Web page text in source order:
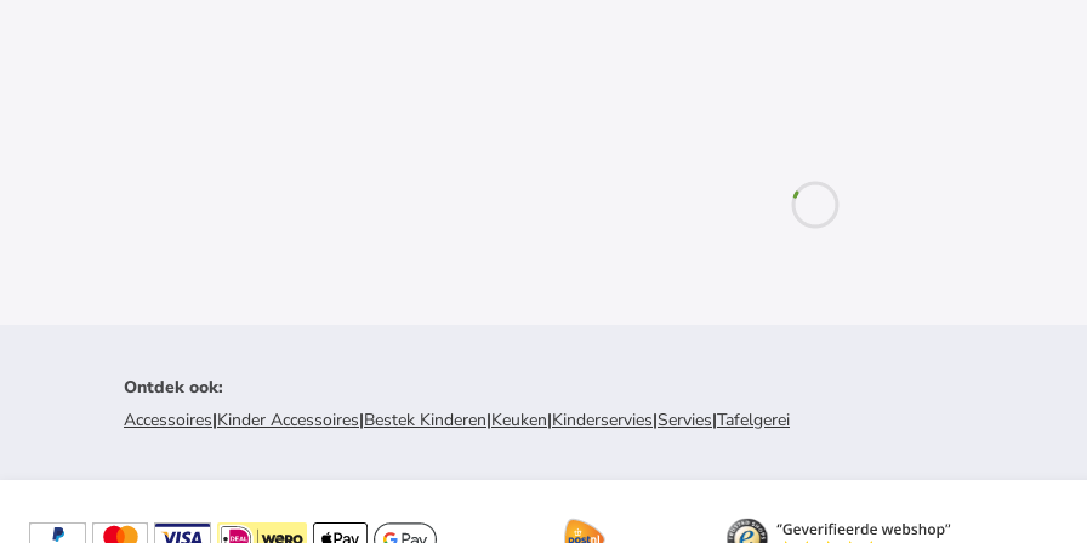
Ontdek ook:
Accessoires|Kinder Accessoires|Bestek Kinderen|Keuken|Kinderservies|Servies|Tafelgerei